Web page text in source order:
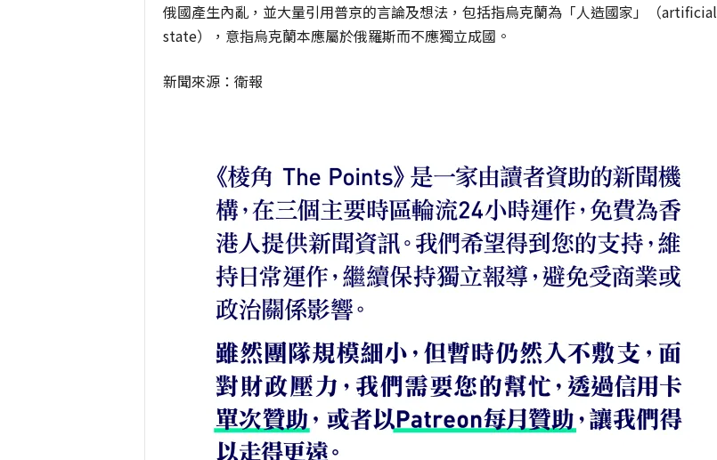
俄國產生內亂，並大量引用普京的言論及想法，包括指烏克蘭為「人造國家」（artificial
state），意指烏克蘭本應屬於俄羅斯而不應獨立成國。
新聞來源：衛報